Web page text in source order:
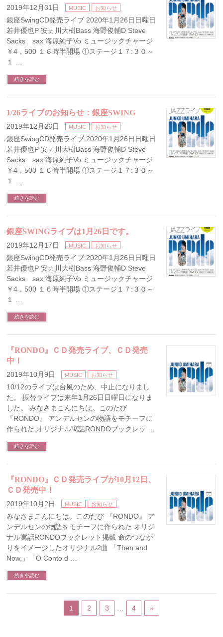
2019年12月31日 MUSIC お知らせ
銀座SwingCD発売ライブ 2020年1月26日日曜日
若井優也P 安ヵ川大樹Bass 海野俊輔D Steve
Sacks sax 海原純子Vo ミュージックチャージ
￥4，500 １６時半開場 ①ステージ１７:３０～
１ …
続きを読む
1/26ライブのお知らせ：銀座SWING
2019年12月26日 MUSIC お知らせ
銀座SwingCD発売ライブ 2020年1月26日日曜日
若井優也P 安ヵ川大樹Bass 海野俊輔D Steve
Sacks sax 海原純子Vo ミュージックチャージ
￥4，500 １６時半開場 ①ステージ１７:３０～
１ …
続きを読む
銀座SWINGライブは1月26日です。
2019年12月17日 MUSIC お知らせ
銀座SwingCD発売ライブ 2020年1月26日日曜日
若井優也P 安ヵ川大樹Bass 海野俊輔D Steve
Sacks sax 海原純子Vo ミュージックチャージ
￥4，500 １６時半開場 ①ステージ１７:３０～
１ …
続きを読む
『RONDO』ＣＤ発売ライブ、ＣＤ発売
中！
2019年10月9日 MUSIC お知らせ
10/12のライブは台風のため、中止になりまし
た。 振替ライブは来年1月26日日曜日になりま
した。 みなさまこんにちは。このたび
『RONDO』 アンデルセンの物語をモチーフに
作られた オリジナル寓話RONDOブックレッ …
続きを読む
『RONDO』ＣＤ発売ライブが10月12日、
ＣＤ発売中！
2019年10月2日 MUSIC お知らせ
みなさまこんにちは。このたび 『RONDO』 ア
ンデルセンの物語をモチーフに作られた オリジ
ナル寓話RONDOブックレット掲載 命のつなが
りをイメージしたオリジナル2曲 「Then and
Now,」「O Conto d …
続きを読む
1 2 3 4 »